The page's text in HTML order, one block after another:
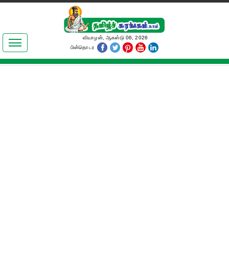
இலக்கியங்கள்
தமிழ் உலகம்
வியாழன், ஆகஸ்டு 06, 2026
பின்தொடர